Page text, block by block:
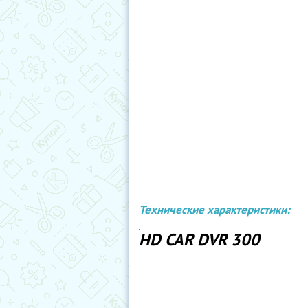
Технические характеристики:
HD CAR DVR 300